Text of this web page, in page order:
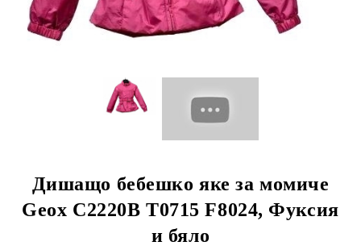
Дишащо бебешко яке за момиче
Geox C2220B T0715 F8024, Фуксия
и бяло